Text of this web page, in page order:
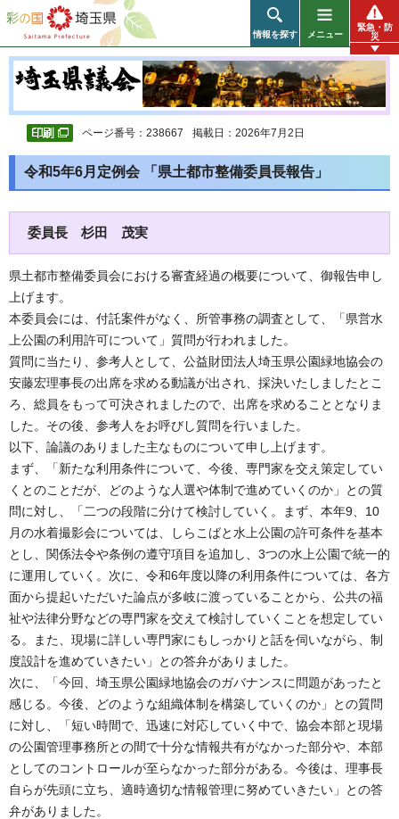
彩の国 埼玉県
情報を探す メニュー
緊急・防
災
ページ番号：238667 掲載日：2026年7月2日
令和5年6月定例会 「県土都市整備委員長報告」
委員長 杉田 茂実
県土都市整備委員会における審査経過の概要について、御報告申し
上げます。
本委員会には、付託案件がなく、所管事務の調査として、「県営水
上公園の利用許可について」質問が行われました。
質問に当たり、参考人として、公益財団法人埼玉県公園緑地協会の
安藤宏理事長の出席を求める動議が出され、採決いたしましたとこ
ろ、総員をもって可決されましたので、出席を求めることとなりま
した。その後、参考人をお呼びし質問を行いました。
以下、論議のありました主なものについて申し上げます。
まず、「新たな利用条件について、今後、専門家を交え策定してい
くとのことだが、どのような人選や体制で進めていくのか」との質
問に対し、「二つの段階に分けて検討していく。まず、本年9、10
月の水着撮影会については、しらこばと水上公園の許可条件を基本
とし、関係法令や条例の遵守項目を追加し、3つの水上公園で統一的
に運用していく。次に、令和6年度以降の利用条件については、各方
面から提起いただいた論点が多岐に渡っていることから、公共の福
祉や法律分野などの専門家を交えて検討していくことを想定してい
る。また、現場に詳しい専門家にもしっかりと話を伺いながら、制
度設計を進めていきたい」との答弁がありました。
次に、「今回、埼玉県公園緑地協会のガバナンスに問題があったと
感じる。今後、どのような組織体制を構築していくのか」との質問
に対し、「短い時間で、迅速に対応していく中で、協会本部と現場
の公園管理事務所との間で十分な情報共有がなかった部分や、本部
としてのコントロールが至らなかった部分がある。今後は、理事長
自らが先頭に立ち、適時適切な情報管理に努めていきたい」との答
弁がありました。